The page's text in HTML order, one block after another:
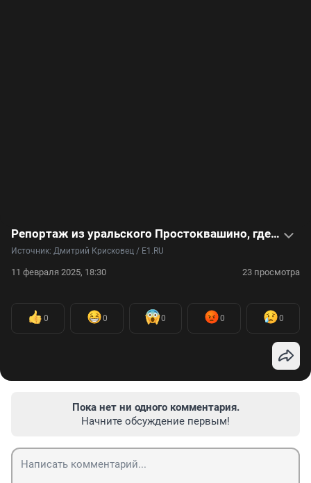
Репортаж из уральского Простоквашино, где есть свой Дядя Федор и кот Матроскин
Источник: Дмитрий Крисковец / E1.RU
11 февраля 2025, 18:30 23 просмотра
0 0 0 0 0
Пока нет ни одного комментария.
Начните обсуждение первым!